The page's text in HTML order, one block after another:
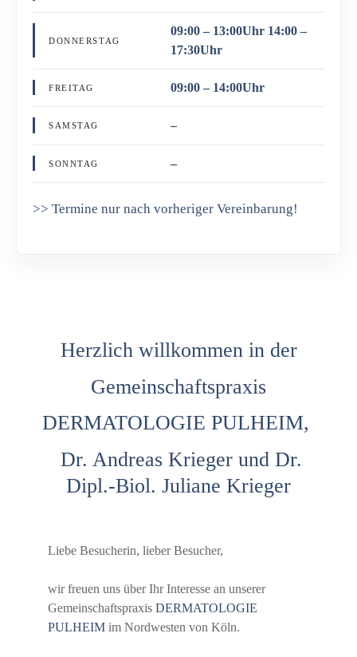
DONNERSTAG
09:00 – 13:00Uhr 14:00 –
17:30Uhr
FREITAG 09:00 – 14:00Uhr
SAMSTAG –
SONNTAG –
>> Termine nur nach vorheriger Vereinbarung!
Herzlich willkommen in der
Gemeinschaftspraxis
DERMATOLOGIE PULHEIM,
Dr. Andreas Krieger und Dr.
Dipl.-Biol. Juliane Krieger
Liebe Besucherin, lieber Besucher,
wir freuen uns über Ihr Interesse an unserer
Gemeinschaftspraxis DERMATOLOGIE
PULHEIM im Nordwesten von Köln.